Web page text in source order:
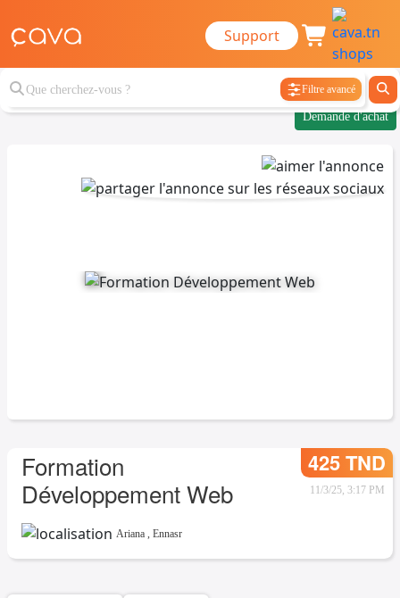
Support
Filtre avancé
Demande d'achat
Formation
Développement Web
425 TND
11/3/25, 3:17 PM
Ariana , Ennasr